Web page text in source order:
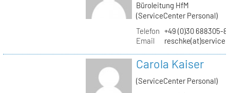
Büroleitung HfM
(ServiceCenter Personal)
Telefon +49 (0)30 688305-
Email
Carola Kaiser
(ServiceCenter Personal)